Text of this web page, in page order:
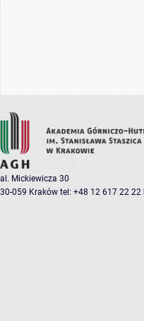
al. Mickiewicza 30
30-059 Kraków tel: +48 12 617 22 22